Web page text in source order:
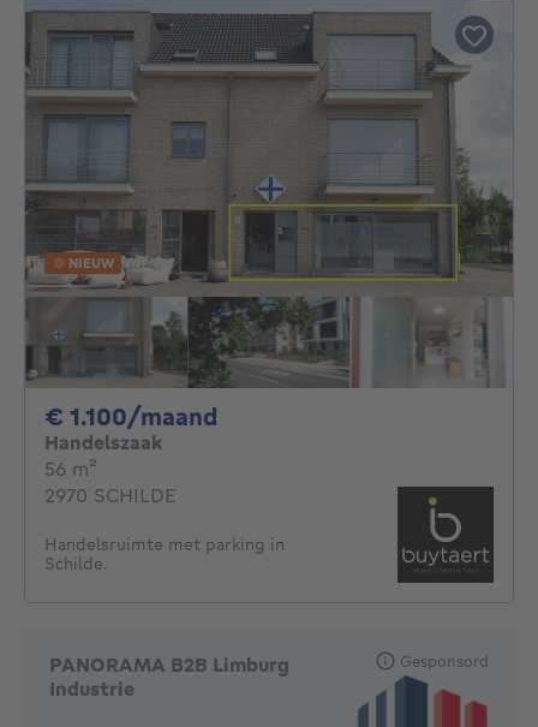
NIEUW
€ 1.100/maand
Handelszaak
56 m²
2970 SCHILDE
Handelsruimte met parking in
Schilde.
PANORAMA B2B Limburg
Industrie
Gesponsord